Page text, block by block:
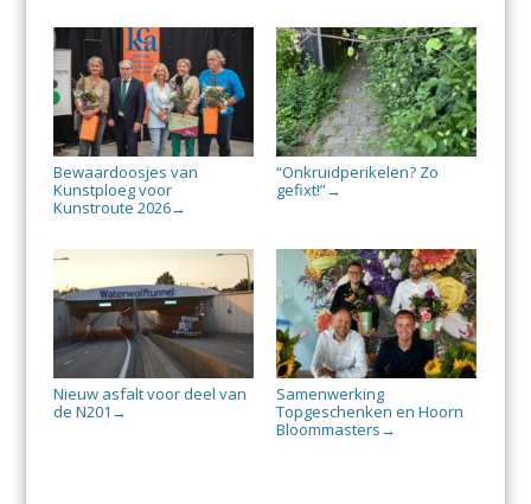
Bewaardoosjes van
Kunstploeg voor
Kunstroute 2026→
“Onkruidperikelen? Zo
gefixt!”→
Nieuw asfalt voor deel van
de N201 →
Samenwerking
Topgeschenken en Hoorn
Bloommasters →